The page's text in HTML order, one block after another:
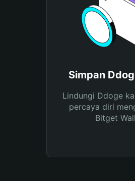
Simpan
Lindungi Ddoge
percaya diri
Bitget